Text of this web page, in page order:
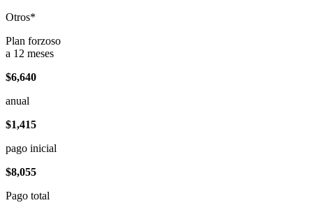
Otros*
Plan forzoso
a 12 meses
$6,640
anual
$1,415
pago inicial
$8,055
Pago total